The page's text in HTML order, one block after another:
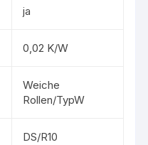
ja
0,02 K/W
Weiche
Rollen/TypW
DS/R10